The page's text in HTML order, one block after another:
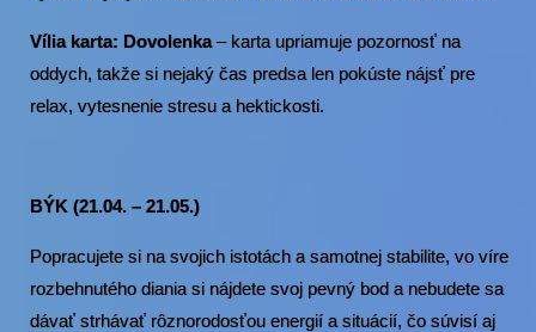
Vília karta: Dovolenka– karta upriamuje pozornosť na
oddych, takže si nejaký čas predsa len pokúste nájsť pre
relax, vytesnenie stresu a hektickosti.
BÝK (21.04. – 21.05.)
Popracujete si na svojich istotách a samotnej stabilite, vo víre
rozbehnutého diania si nájdete svoj pevný bod a nebudete sa
dávať strhávať rôznorodosťou energií a situácií, čo súvisí aj